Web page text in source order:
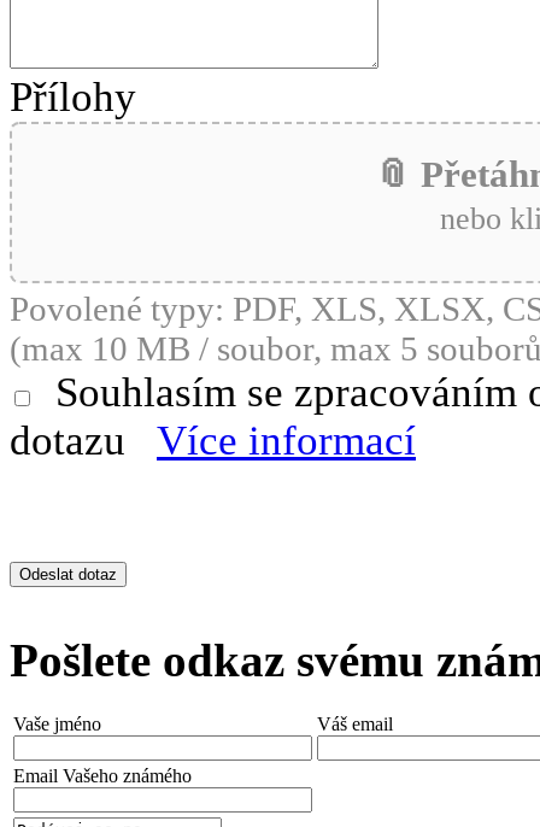
Přílohy
📎
nebo
Povolené typy: PDF, XLS, XLSX,
(max 10 MB / soubor, max 5
Souhlasím se
dotazu
Více informací
Pošlete odkaz svému
Vaše jméno Váš email
Email Vašeho známého